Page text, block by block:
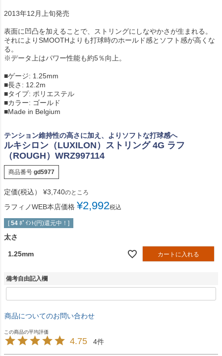
2013年12月上旬発売
表面に凹凸を加えることで、ストリングにしなやかさが生まれる。
それによりSMOOTHよりも打球時のホールド感とソフト感が高くな
る。
※データ上はパワー性能も約5％向上。
■ゲージ: 1.25mm
■長さ: 12.2m
■タイプ: ポリエステル
■カラー: ゴールド
■Made in Belgium
テンション維持性の高さに加え、よりソフトな打球感へ
ルキシロン（LUXILON）ストリング 4G ラフ
（ROUGH）WRZ997114
商品番号 gd5977
定価(税込） ¥3,740のところ
ラフィノWEB本店価格 ¥2,992税込
[ 54 ﾎﾟｲﾝﾄ(円)還元中！]
太さ
1.25mm カートに入れる
備考自由記入欄
商品についてのお問い合わせ
4.75 4